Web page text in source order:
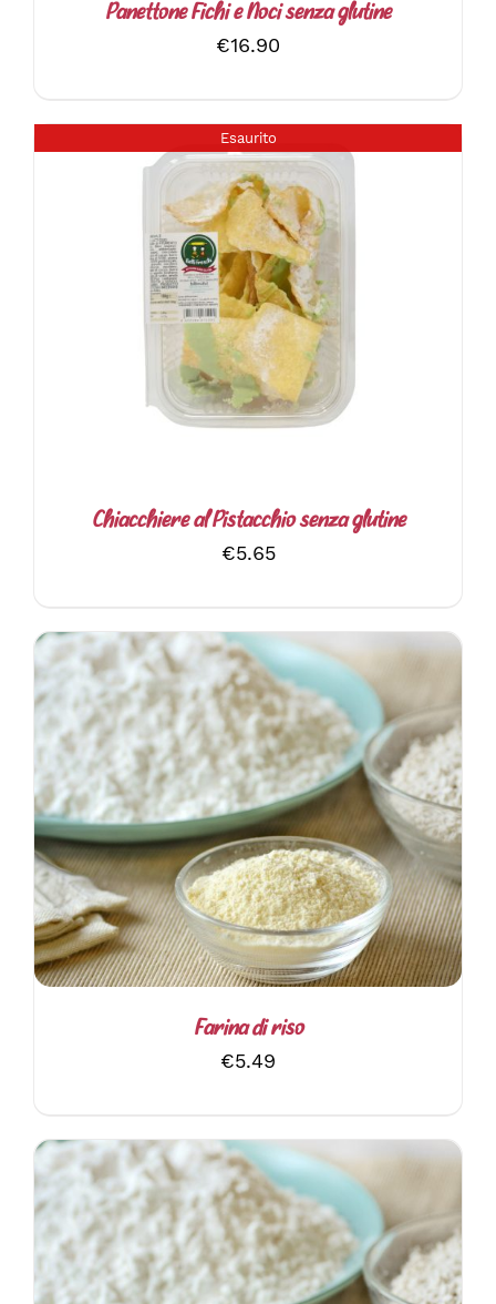
Panettone Fichi e Noci senza glutine
€16.90
Esaurito
DETTAGLI
Chiacchiere al Pistacchio senza glutine
€5.65
AGGIUNGI AL CARRELLO / DETTAGLI
Farina di riso
€5.49